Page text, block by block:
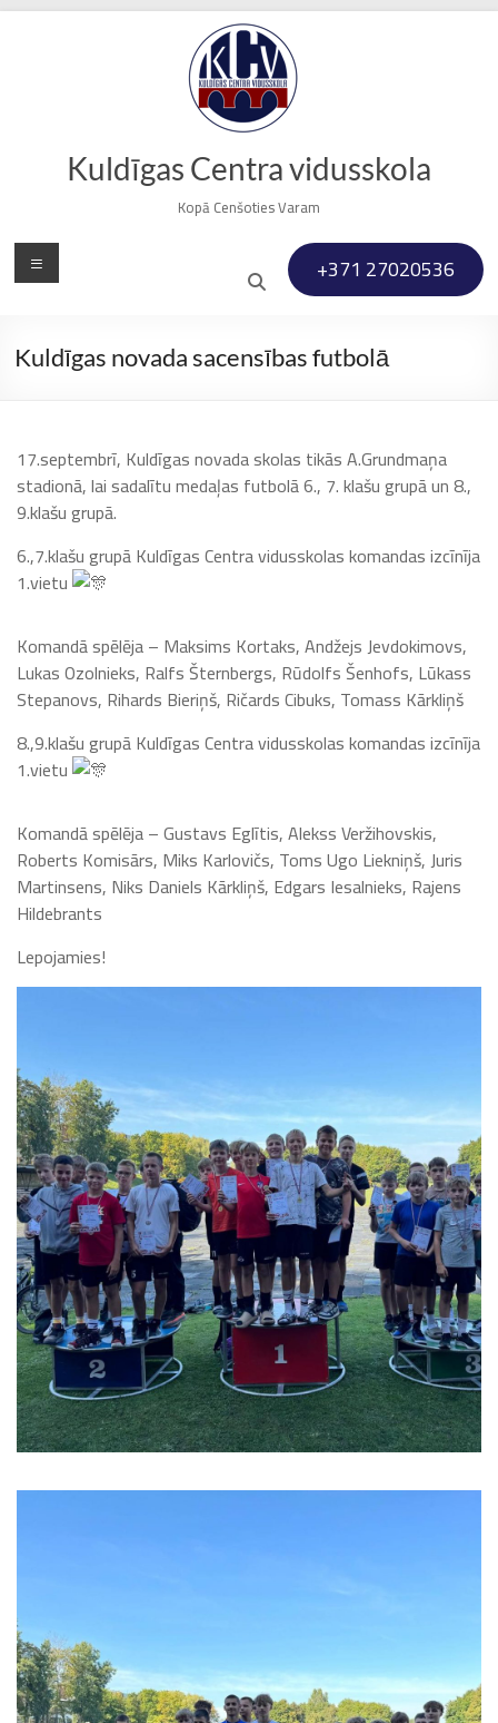
Skip
Kuldīgas Centra vidusskola
Kopā Cenšoties Varam
+371 27020536
Menu
Kuldīgas novada sacensības futbolā
17.septembrī, Kuldīgas novada skolas tikās A.Grundmaņa
stadionā, lai sadalītu medaļas futbolā 6., 7. klašu grupā un 8.,
9.klašu grupā.
6.,7.klašu grupā Kuldīgas Centra vidusskolas komandas izcīnīja
1.vietu
Komandā spēlēja – Maksims Kortaks, Andžejs Jevdokimovs,
Lukas Ozolnieks, Ralfs Šternbergs, Rūdolfs Šenhofs, Lūkass
Stepanovs, Rihards Bieriņš, Ričards Cibuks, Tomass Kārkliņš
8.,9.klašu grupā Kuldīgas Centra vidusskolas komandas izcīnīja
1.vietu
Komandā spēlēja – Gustavs Eglītis, Alekss Veržihovskis,
Roberts Komisārs, Miks Karlovičs, Toms Ugo Liekniņš, Juris
Martinsens, Niks Daniels Kārkliņš, Edgars Iesalnieks, Rajens
Hildebrants
Lepojamies!